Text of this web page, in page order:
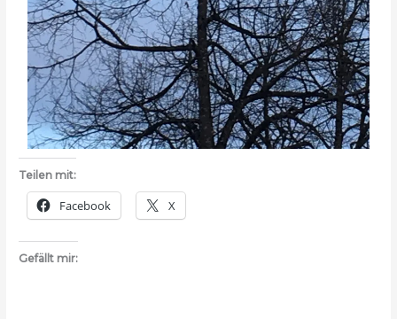
Teilen mit:
Facebook X
Gefällt mir: